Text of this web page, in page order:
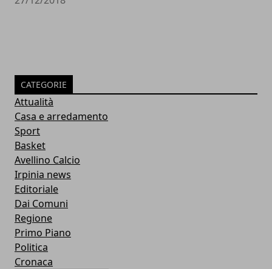
CATEGORIE
Attualità
Casa e arredamento
Sport
Basket
Avellino Calcio
Irpinia news
Editoriale
Dai Comuni
Regione
Primo Piano
Politica
Cronaca